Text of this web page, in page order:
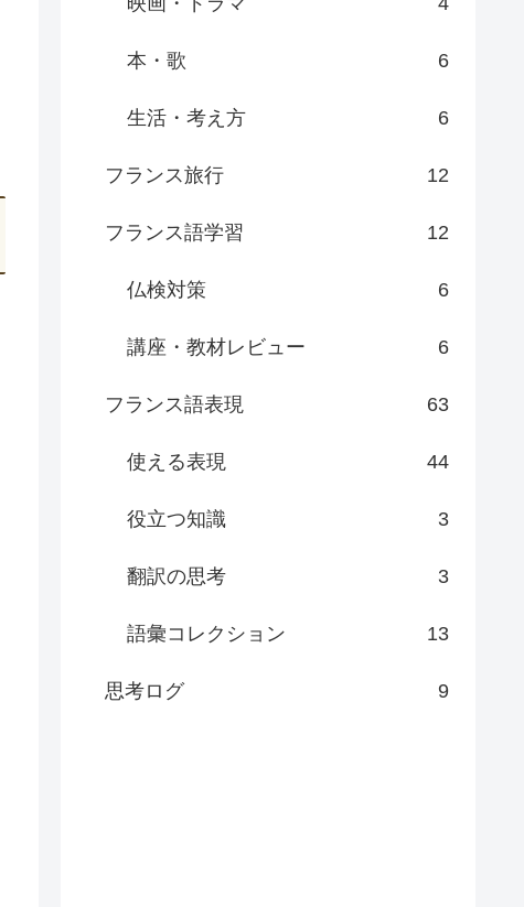
本・歌 6
生活・考え方 6
フランス旅行 12
フランス語学習 12
仏検対策 6
講座・教材レビュー 6
フランス語表現 63
使える表現 44
役立つ知識 3
翻訳の思考 3
語彙コレクション 13
思考ログ 9